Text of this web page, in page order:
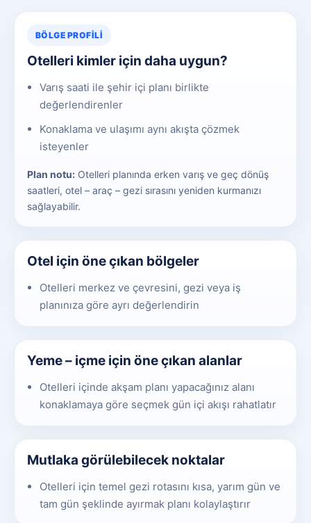
BÖLGE PROFILI
Otelleri kimler için daha uygun?
Varış saati ile şehir içi planı birlikte
değerlendirenler
Konaklama ve ulaşımı aynı akışta çözmek
isteyenler
Plan notu: Otelleri planında erken varış ve geç dönüş
saatleri, otel – araç – gezi sırasını yeniden kurmanızı
sağlayabilir.
Otel için öne çıkan bölgeler
Otelleri merkez ve çevresini, gezi veya iş
planınıza göre ayrı değerlendirin
Yeme – içme için öne çıkan alanlar
Otelleri içinde akşam planı yapacağınız alanı
konaklamaya göre seçmek gün içi akışı rahatlatır
Mutlaka görülebilecek noktalar
Otelleri için temel gezi rotasını kısa, yarım gün ve
tam gün şeklinde ayırmak planı kolaylaştırır